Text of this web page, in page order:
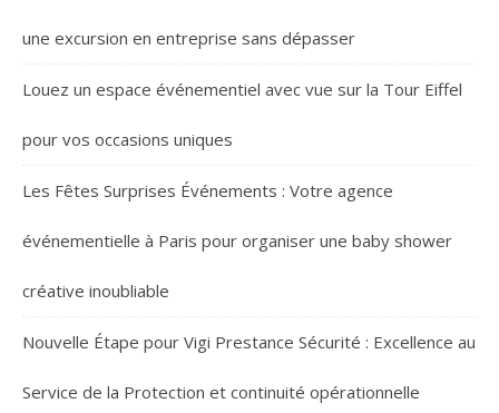
une excursion en entreprise sans dépasser
Louez un espace événementiel avec vue sur la Tour Eiffel
pour vos occasions uniques
Les Fêtes Surprises Événements : Votre agence
événementielle à Paris pour organiser une baby shower
créative inoubliable
Nouvelle Étape pour Vigi Prestance Sécurité : Excellence au
Service de la Protection et continuité opérationnelle